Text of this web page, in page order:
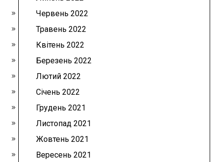
Червень 2022
Травень 2022
Квітень 2022
Березень 2022
Лютий 2022
Січень 2022
Грудень 2021
Листопад 2021
Жовтень 2021
Вересень 2021